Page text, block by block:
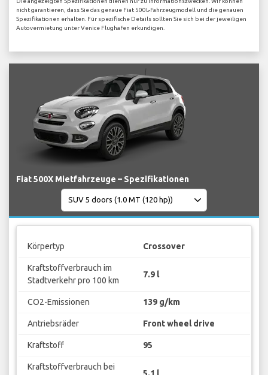
nicht garantieren, dass Sie das genaue Fiat 500L-Fahrzeugmodell und die genauen
Spezifikationen erhalten. Für spezifische Details sollten Sie sich bei der jeweiligen
Autovermietung unter Venice Flughafen erkundigen.
Fiat 500X Mietfahrzeuge – Spezifikationen
Körpertyp Crossover
Kraftstoffverbrauch im
Stadtverkehr pro 100 km
7.9 l
CO2-Emissionen 139 g/km
Antriebsräder Front wheel drive
Kraftstoff 95
Kraftstoffverbrauch bei
5.1 l